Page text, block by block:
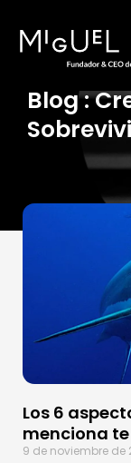
Blog :
Los 6
menciona
9 de noviembre de